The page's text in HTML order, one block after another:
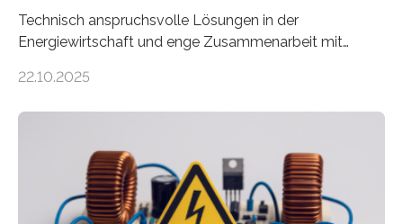
Technisch anspruchsvolle Lösungen in der
Energiewirtschaft und enge Zusammenarbeit mit
neuen EU-geförderten Transfer-Projekte zu
Energietechnologien werden vom Europäischen
Sozialfonds Plus (ESF+) gefördert – mit einer
Gesamtsumme von mehr als zwei Millionen Euro.
Damit zählt die Hochschule zu den großen
22.10.2025